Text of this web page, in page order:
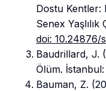
Dostu Kentler:
Senex Yaşlılık
doi: 10.24876/
Baudrillard, J.
Ölüm. İstanbul:
Bauman, Z.